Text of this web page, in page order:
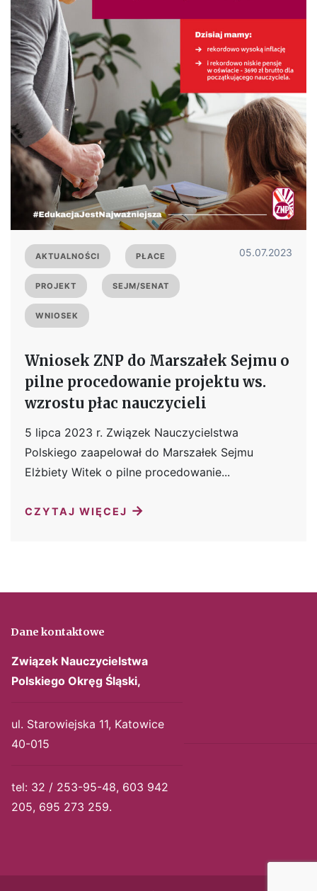
AKTUALNOŚCI PŁACE
PROJEKT SEJM/SENAT
WNIOSEK
05.07.2023
Wniosek ZNP do Marszałek Sejmu o
pilne procedowanie projektu ws.
wzrostu płac nauczycieli
5 lipca 2023 r. Związek Nauczycielstwa
Polskiego zaapelował do Marszałek Sejmu
Elżbiety Witek o pilne procedowanie...
CZYTAJ WIĘCEJ →
Dane kontaktowe
Związek Nauczycielstwa
Polskiego Okręg Śląski,
ul. Starowiejska 11, Katowice
40-015
tel: 32 / 253-95-48, 603 942
205, 695 273 259.